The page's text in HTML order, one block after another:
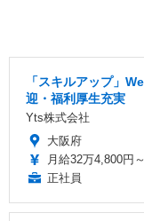
「スキルアップ」
迎・福利厚生充実
Yts株式会社
大阪府
月給32万4,800円
正社員